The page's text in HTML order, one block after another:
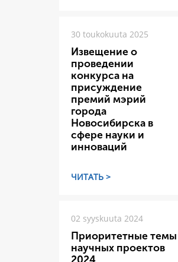
30 toukokuuta 2025
Извещение о
проведении
конкурса на
присуждение
премий мэрий
города
Новосибирска в
сфере науки и
инноваций
ЧИТАТЬ >
02 syyskuuta 2024
Приоритетные темы
научных проектов